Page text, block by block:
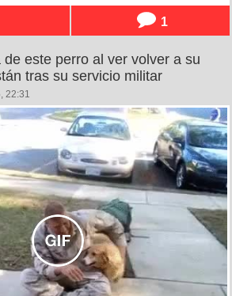
1
este perro al ver volver a su
tras su servicio militar
22:31